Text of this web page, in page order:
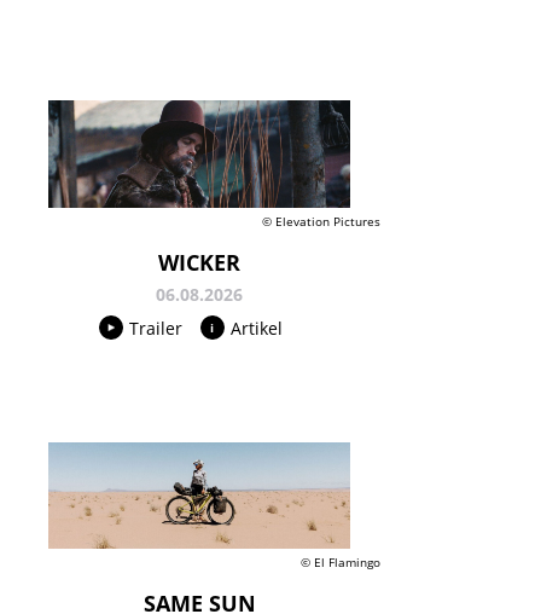
© Elevation Pictures
WICKER
06.08.2026
Trailer
Artikel
© El Flamingo
SAME SUN